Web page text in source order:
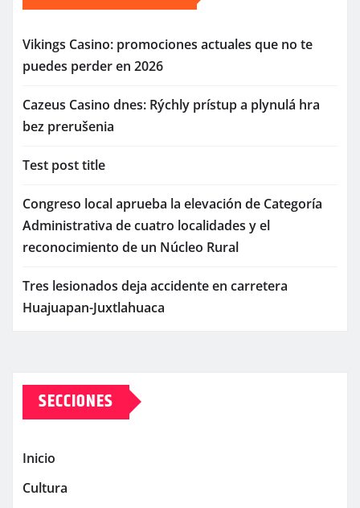
Vikings Casino: promociones actuales que no te
puedes perder en 2026
Cazeus Casino dnes: Rýchly prístup a plynulá hra
bez prerušenia
Test post title
Congreso local aprueba la elevación de Categoría
Administrativa de cuatro localidades y el
reconocimiento de un Núcleo Rural
Tres lesionados deja accidente en carretera
Huajuapan-Juxtlahuaca
SECCIONES
Inicio
Cultura